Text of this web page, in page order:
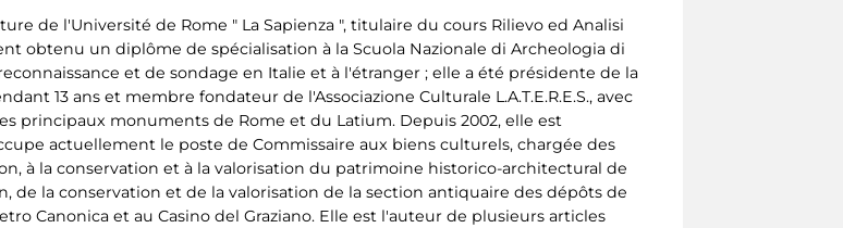
de l'Université de Rome " La Sapienza ", titulaire du cours Rilievo ed Analisi
obtenu un diplôme de spécialisation à la Scuola Nazionale di Archeologia di
et de sondage en Italie et à l'étranger ; elle a été présidente de la
13 ans et membre fondateur de l'Associazione Culturale L.A.T.E.R.E.S., avec
principaux monuments de Rome et du Latium. Depuis 2002, elle est
actuellement le poste de Commissaire aux biens culturels, chargée des
à la conservation et à la valorisation du patrimoine historico-architectural de
de la conservation et de la valorisation de la section antiquaire des dépôts de
Canonica et au Casino del Graziano. Elle est l'auteur de plusieurs articles